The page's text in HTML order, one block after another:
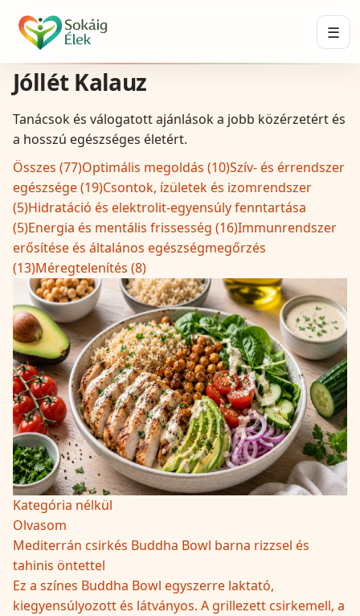
☰
Jóllét Kalauz
Tanácsok és válogatott ajánlások a jobb közérzetért és
a hosszú egészséges életért.
Összes (77)Optimális megoldás (10)Szív- és érrendszer
egészsége(19)Csontok, ízületek és izomrendszer
(5)Hidratáció és elektrolit-egyensúly fenntartása
(5)Energia és mentális frissesség (16)Immunrendszer
erősítése és általános egészségmegőrzés
(13)Méregtelenítés (8)
Kategória nélkül
Olvasom
Mediterrán csirkés Buddha Bowl barna rizzsel és
tahinis öntettel
Ez a színes Buddha Bowl egyszerre laktató,
kiegyensúlyozott és látványos. A grillezett csirkemell, a